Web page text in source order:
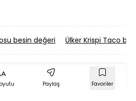
besin değeri Ülker Krispi Taco
Paylaş Favoriler